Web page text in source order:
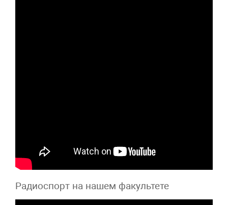
Радиоспорт на нашем факультете